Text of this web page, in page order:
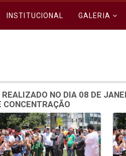
INSTITUCIONAL GALERIA
NO DIA 08 DE
CONCENTRAÇÃO